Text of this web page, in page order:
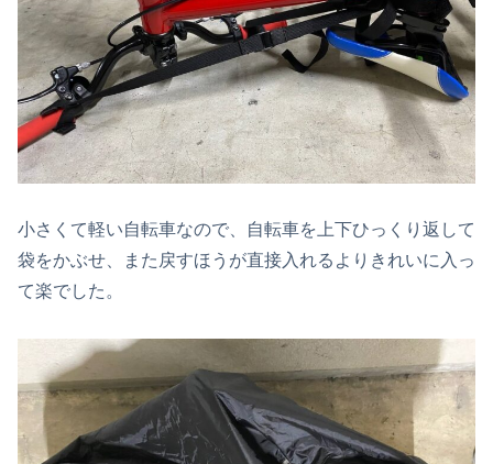
小さくて軽い自転車なので、自転車を上下ひっくり返して
袋をかぶせ、また戻すほうが直接入れるよりきれいに入っ
て楽でした。